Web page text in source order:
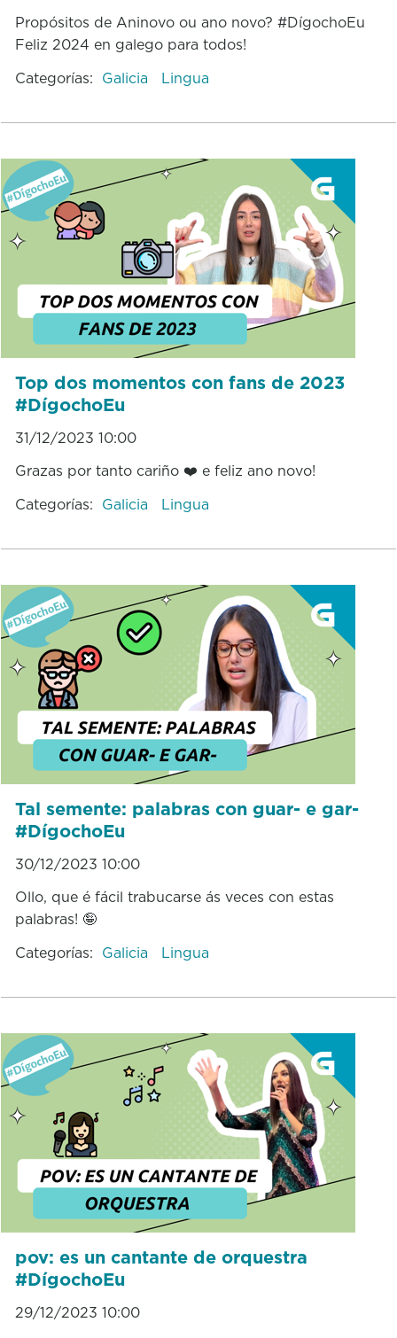
Propósitos de Aninovo ou ano novo? #DígochoEu
Feliz 2024 en galego para todos!
Categorías: Galicia Lingua
Top dos momentos con fans de 2023
#DígochoEu
31/12/2023 10:00
Grazas por tanto cariño ❤️ e feliz ano novo!
Categorías: Galicia Lingua
Tal semente: palabras con guar- e gar-
#DígochoEu
30/12/2023 10:00
Ollo, que é fácil trabucarse ás veces con estas
palabras! 🤪
Categorías: Galicia Lingua
pov: es un cantante de orquestra
#DígochoEu
29/12/2023 10:00